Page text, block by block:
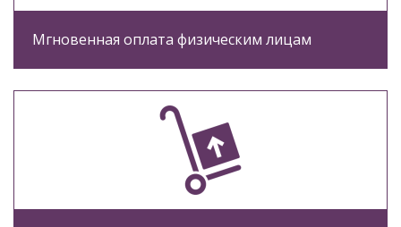
Мгновенная оплата физическим лицам